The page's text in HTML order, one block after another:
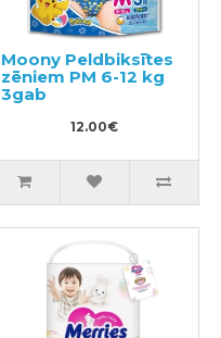
Moony Peldbiksītes
zēniem PM 6-12 kg
3gab
12.00€